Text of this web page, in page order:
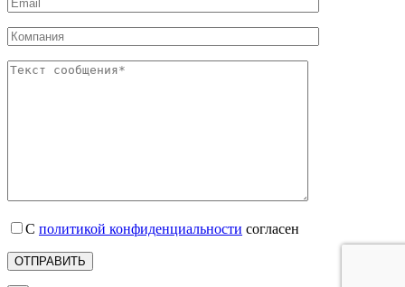
С политикой конфиденциальности согласен